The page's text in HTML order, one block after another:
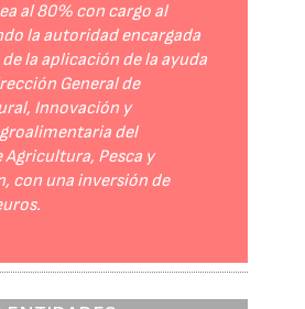
al 80% con cargo al
la autoridad encargada
la aplicación de la ayuda
General de
Innovación y
del
Pesca y
con una inversión de